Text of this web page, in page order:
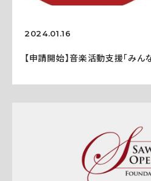
2024.01.16
【申請開始】音楽活動支援「み